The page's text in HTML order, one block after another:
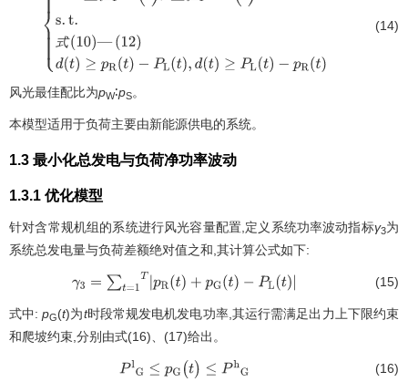
式
12 (t pR
(14)
风光最佳配比为pW∶pS。
本模型适用于负荷主要由新能源供电的系统。
1.3 最小化总发电与负荷净功率波动
1.3.1 优化模型
针对含常规机组的系统进行风光容量配置,定义系统功率波动指标γ3为
系统总发电量与负荷差额绝对值之和,其计算公式如下:
γ3 =∑ =1TpR t)+pG( )-PL(t) (15)
式中:pG(t)为t时段常规发电机发电功率,其运行需满足出力上下限约束
和爬坡约束,分别由式(16)、(17)给出。
PlG≤ pG(t)≤Ph G
(16)